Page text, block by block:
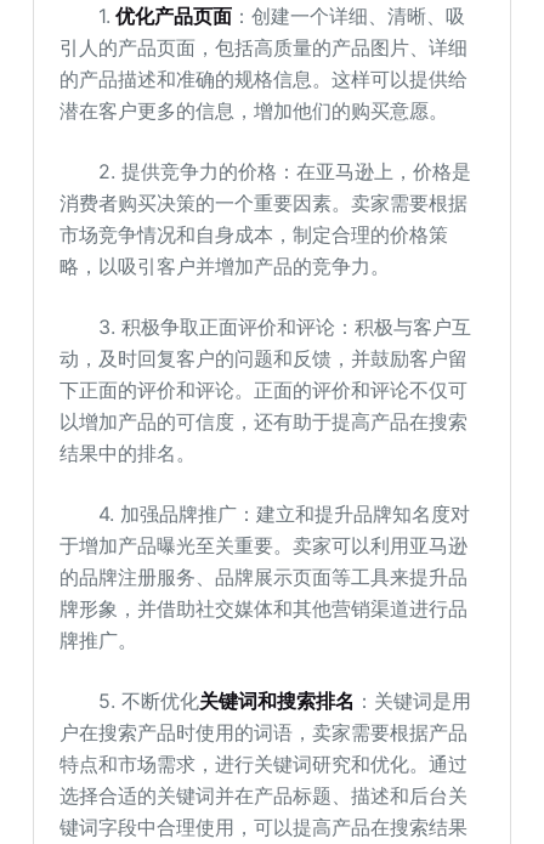
1. 优化产品页面 ：创建一个详细、清晰、吸
引人的产品页面，包括高质量的产品图片、详细
的产品描述和准确的规格信息。这样可以提供给
潜在客户更多的信息，增加他们的购买意愿。
2. 提供竞争力的价格：在亚马逊上，价格是
消费者购买决策的一个重要因素。卖家需要根据
市场竞争情况和自身成本，制定合理的价格策
略，以吸引客户并增加产品的竞争力。
3. 积极争取正面评价和评论：积极与客户互
动，及时回复客户的问题和反馈，并鼓励客户留
下正面的评价和评论。正面的评价和评论不仅可
以增加产品的可信度，还有助于提高产品在搜索
结果中的排名。
4. 加强品牌推广：建立和提升品牌知名度对
于增加产品曝光至关重要。卖家可以利用亚马逊
的品牌注册服务、品牌展示页面等工具来提升品
牌形象，并借助社交媒体和其他营销渠道进行品
牌推广。
5. 不断优化关键词和搜索排名 ：关键词是用
户在搜索产品时使用的词语，卖家需要根据产品
特点和市场需求，进行关键词研究和优化。通过
选择合适的关键词并在产品标题、描述和后台关
键词字段中合理使用，可以提高产品在搜索结果